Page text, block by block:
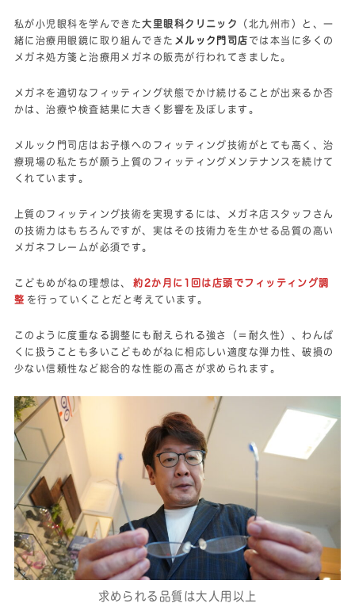
私が小児眼科を学んできた大里眼科クリニック
（北九州市）と、一
緒に治療用眼鏡に取り組んできた メルック門司店 では本当に多くの
メガネ処方箋と治療用メガネの販売が行われてきました。
メガネを適切なフィッティング状態でかけ続けることが出来るか否
かは、治療や検査結果に大きく影響を及ぼします。
メルック門司店はお子様へのフィッティング技術がとても高く、治
療現場の私たちが願う上質のフィッティングメンテナンスを続けて
くれています。
上質のフィッティング技術を実現するには、メガネ店スタッフさん
の技術力はもちろんですが、実はその技術力を生かせる品質の高い
メガネフレームが必須です。
こどもめがねの理想は、
約2か月に1回は店頭でフィッティング調
整 を行っていくことだと考えています。
このように度重なる調整にも耐えられる強さ（＝耐久性）、わんぱ
くに扱うことも多いこどもめがねに相応しい適度な弾力性、破損の
少ない信頼性など総合的な性能の高さが求められます。
求められる品質は大人用以上